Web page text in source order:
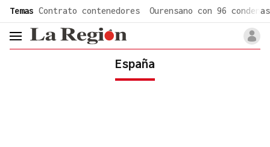
Temas Contrato contenedores Ourensano con 96 condenas
header.menu.open
España